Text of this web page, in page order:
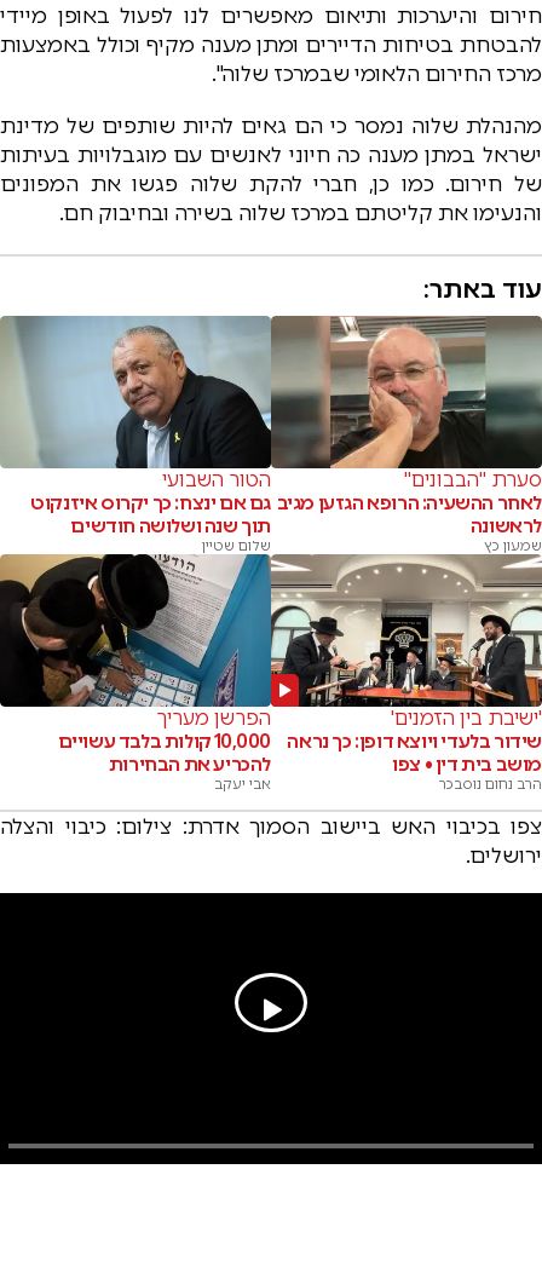
חירום והיערכות ותיאום מאפשרים לנו לפעול באופן מיידי
להבטחת בטיחות הדיירים ומתן מענה מקיף וכולל באמצעות
מרכז החירום הלאומי שבמרכז שלוה".
מהנהלת שלוה נמסר כי הם גאים להיות שותפים של מדינת
ישראל במתן מענה כה חיוני לאנשים עם מוגבלויות בעיתות
של חירום. כמו כן, חברי להקת שלוה פגשו את המפונים
והנעימו את קליטתם במרכז שלוה בשירה ובחיבוק חם.
עוד באתר:
סערת "הבבונים"
לאחר ההשעיה: הרופא הגזען מגיב
לראשונה
שמעון כץ
הטור השבועי
גם אם ינצח: כך יקרוס איזנקוט
תוך שנה ושלושה חודשים
שלום שטיין
'ישיבת בין הזמנים'
שידור בלעדי ויוצא דופן: כך נראה
מושב בית דין • צפו
הרב נחום נוסבכר
הפרשן מעריך
10,000 קולות בלבד עשויים
להכריע את הבחירות
אבי יעקב
צפו בכיבוי האש ביישוב הסמוך אדרת: צילום: כיבוי והצלה
ירושלים.